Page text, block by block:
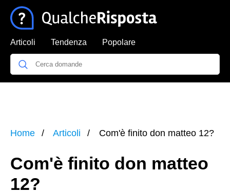
Articoli Tendenza Popolare
Home Articoli Com'è finito don matteo 12?
Com'è finito don matteo
12?